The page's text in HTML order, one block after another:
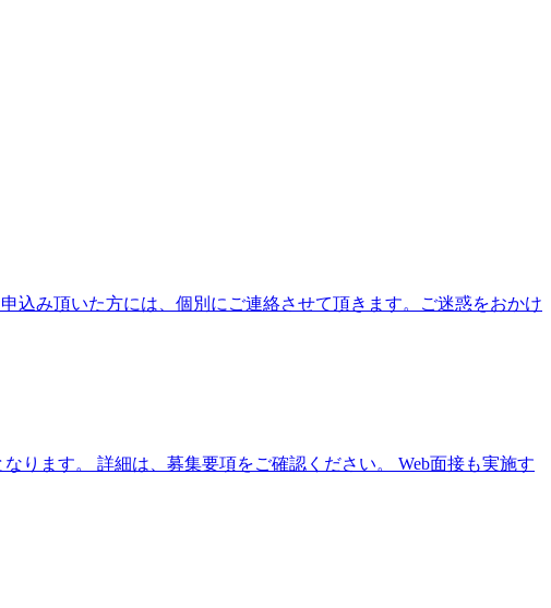
込み頂いた方には、個別にご連絡させて頂きます。ご迷惑をおかけ
ります。 詳細は、募集要項をご確認ください。 Web面接も実施す